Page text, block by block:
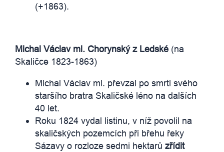
(+1863).
Michal Václav ml. Chorynský z Ledské (na
Skaličce 1823-1863)
Michal Václav ml. převzal po smrti svého
staršího bratra Skaličské léno na dalších
40 let.
Roku 1824 vydal listinu, v níž povolil na
skaličských pozemcích při břehu řeky
Sázavy o rozloze sedmi hektarůzřídit